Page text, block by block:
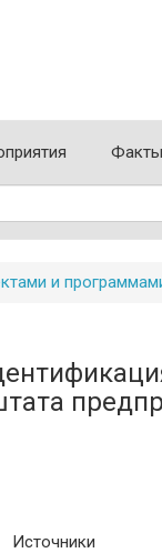
Факты
и
Источники